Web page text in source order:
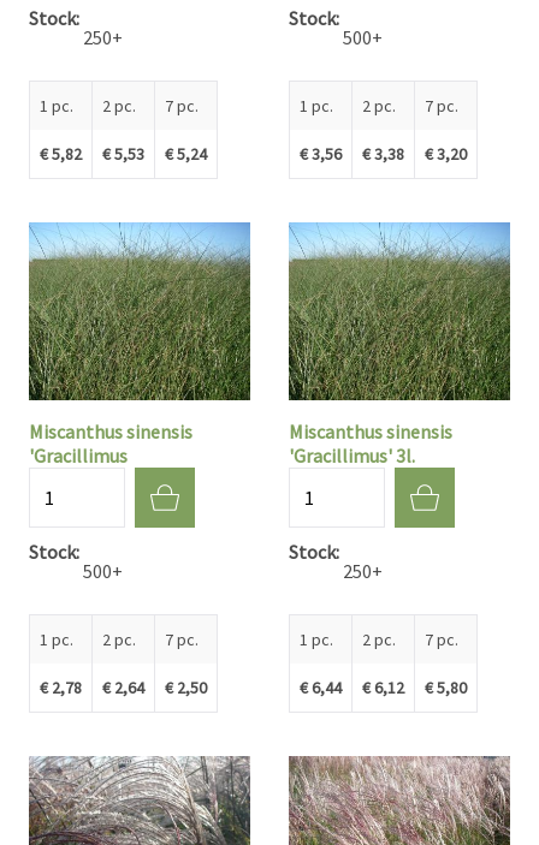
Stock
250+
1 pc.
€ 5,82
2 pc.
€ 5,53
7 pc.
€ 5,24
Stock
500+
1 pc.
€ 3,56
2 pc.
€ 3,38
7 pc.
€ 3,20
Miscanthus sinensis
'Gracillimus
Stock
500+
1 pc.
€ 2,78
2 pc.
€ 2,64
7 pc.
€ 2,50
Miscanthus sinensis
'Gracillimus' 3l.
Stock
250+
1 pc.
€ 6,44
2 pc.
€ 6,12
7 pc.
€ 5,80